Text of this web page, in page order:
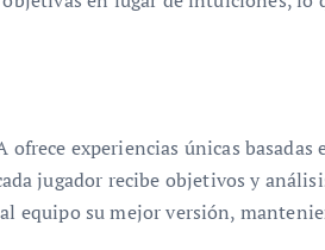
ofrece experiencias únicas
jugador recibe objetivos y
equipo su mejor versión,